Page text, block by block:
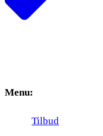
Menu:
Tilbud